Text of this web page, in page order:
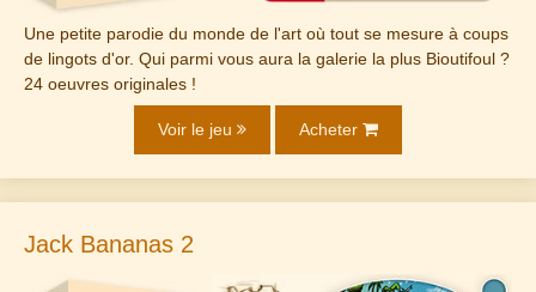
Une petite parodie du monde de l'art où tout se mesure à coups
de lingots d'or. Qui parmi vous aura la galerie la plus Bioutifoul ?
24 oeuvres originales !
Voir le jeu Acheter
Jack Bananas 2